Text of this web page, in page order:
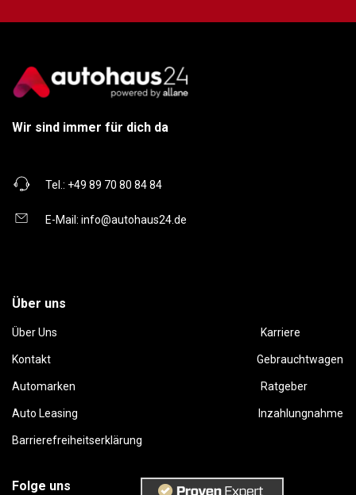
Wir sind immer für dich da
Tel.: +49 89 70 80 84 84
E-Mail: info@autohaus24.de
Über uns
Über Uns Karriere
Kontakt Gebrauchtwagen
Automarken Ratgeber
Auto Leasing Inzahlungnahme
Barrierefreiheitserklärung
Folge uns